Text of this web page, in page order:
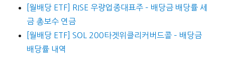
[월배당 ETF] RISE 우량업종대표주 – 배당금 배당률 세
금 총보수 연금
[월배당 ETF] SOL 200타겟위클리커버드콜 – 배당금
배당률 내역